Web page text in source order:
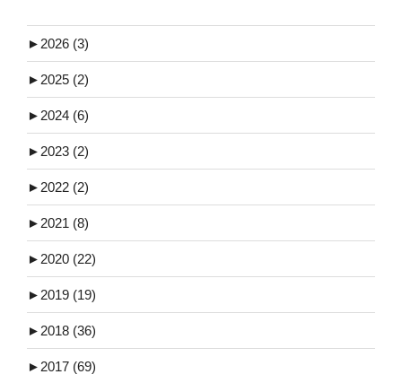
► 2026 (3)
► 2025 (2)
► 2024 (6)
► 2023 (2)
► 2022 (2)
► 2021 (8)
► 2020 (22)
► 2019 (19)
► 2018 (36)
► 2017 (69)